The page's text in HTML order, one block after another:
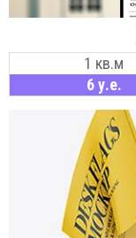
1 кв.м
6 у.е.